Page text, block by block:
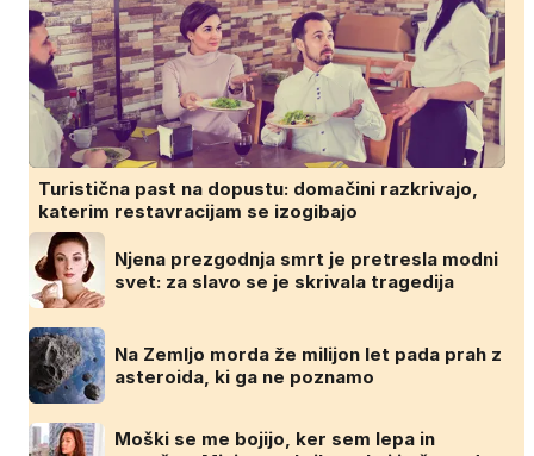
Turistična past na dopustu: domačini razkrivajo,
katerim restavracijam se izogibajo
Njena prezgodnja smrt je pretresla modni
svet: za slavo se je skrivala tragedija
Na Zemljo morda že milijon let pada prah z
asteroida, ki ga ne poznamo
Moški se me bojijo, ker sem lepa in